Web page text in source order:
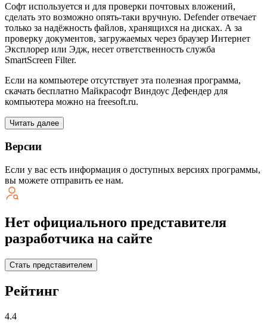
Софт используется и для проверки почтовых вложений,
сделать это возможно опять-таки вручную. Defender отвечает
только за надёжность файлов, хранящихся на дисках. А за
проверку документов, загружаемых через браузер Интернет
Эксплорер или Эдж, несет ответственность служба
SmartScreen Filter.
Если на компьютере отсутствует эта полезная программа,
скачать бесплатно Майкрасофт Виндоус Дефендер для
компьютера можно на freesoft.ru.
Читать далее
Версии
Если у вас есть информация о доступных версиях программы,
вы можете отправить ее нам.
Нет официального представителя
разработчика на сайте
Стать представителем
Рейтинг
4.4